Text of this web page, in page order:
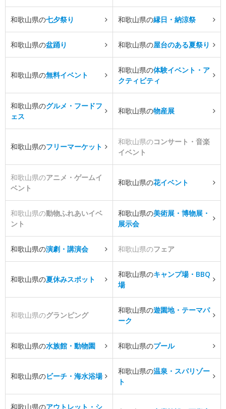
和歌山県の七夕祭り 和歌山県の縁日・納涼祭
和歌山県の盆踊り 和歌山県の屋台のある夏祭り
和歌山県の無料イベント
和歌山県の体験イベント・ア
クティビティ
和歌山県のグルメ・フードフ
ェス
和歌山県の物産展
和歌山県のフリーマーケット
和歌山県のコンサート・音楽
イベント
和歌山県のアニメ・ゲームイ
ベント
和歌山県の花イベント
和歌山県の動物ふれあいイベ
ント
和歌山県の美術展・博物展・
展示会
和歌山県の演劇・講演会 和歌山県のフェア
和歌山県の夏休みスポット
和歌山県のキャンプ場・BBQ
場
和歌山県のグランピング
和歌山県の遊園地・テーマパ
ーク
和歌山県の水族館・動物園 和歌山県のプール
和歌山県のビーチ・海水浴場
和歌山県の温泉・スパリゾー
ト
和歌山県のアウトレット・シ